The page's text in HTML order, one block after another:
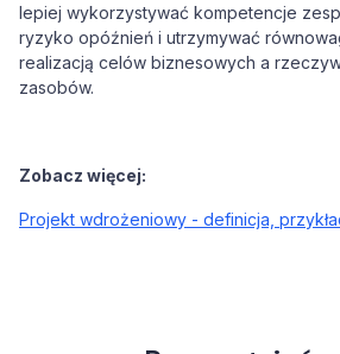
lepiej wykorzystywać kompetencje
ryzyko opóźnień i utrzymywać
realizacją celów biznesowych a
zasobów.
Zobacz więcej:
Projekt wdrożeniowy - definicja,